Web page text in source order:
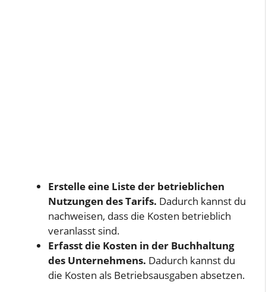
Erstelle eine Liste der betrieblichen
Nutzungen des Tarifs. Dadurch kannst du
nachweisen, dass die Kosten betrieblich
veranlasst sind.
Erfasst die Kosten in der Buchhaltung
des Unternehmens. Dadurch kannst du
die Kosten als Betriebsausgaben absetzen.